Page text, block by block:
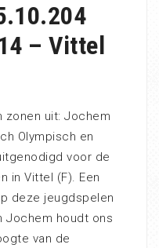
– Vittel
zonen uit: Jochem
Olympisch en
voor de
in Vittel (F). Een
deze jeugdspelen
Jochem houdt ons
van de